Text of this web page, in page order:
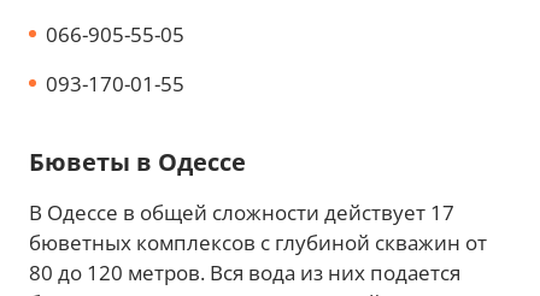
066-905-55-05
093-170-01-55
Бюветы в Одессе
В Одессе в общей сложности действует 17
бюветных комплексов с глубиной скважин от
80 до 120 метров. Вся вода из них подается